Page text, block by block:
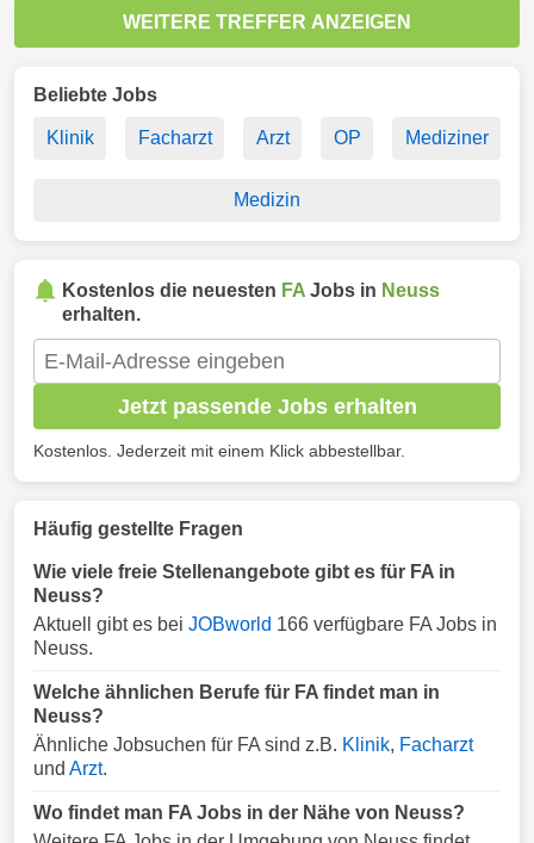
WEITERE TREFFER ANZEIGEN
Beliebte Jobs
Klinik Facharzt Arzt OP Mediziner
Medizin
Kostenlos die neuesten FA Jobs in Neuss
erhalten.
Jetzt passende Jobs erhalten
Kostenlos. Jederzeit mit einem Klick abbestellbar.
Häufig gestellte Fragen
Wie viele freie Stellenangebote gibt es für FA in
Neuss?
Aktuell gibt es bei JOBworld 166 verfügbare FA Jobs in
Neuss.
Welche ähnlichen Berufe für FA findet man in
Neuss?
Ähnliche Jobsuchen für FA sind z.B. Klinik, Facharzt
und Arzt.
Wo findet man FA Jobs in der Nähe von Neuss?